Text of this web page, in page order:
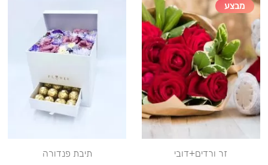
מבצע
זר ורדים+דובי
תיבת פנדורה